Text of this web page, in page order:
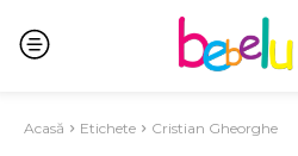
Acasă Etichete Cristian Gheorghe